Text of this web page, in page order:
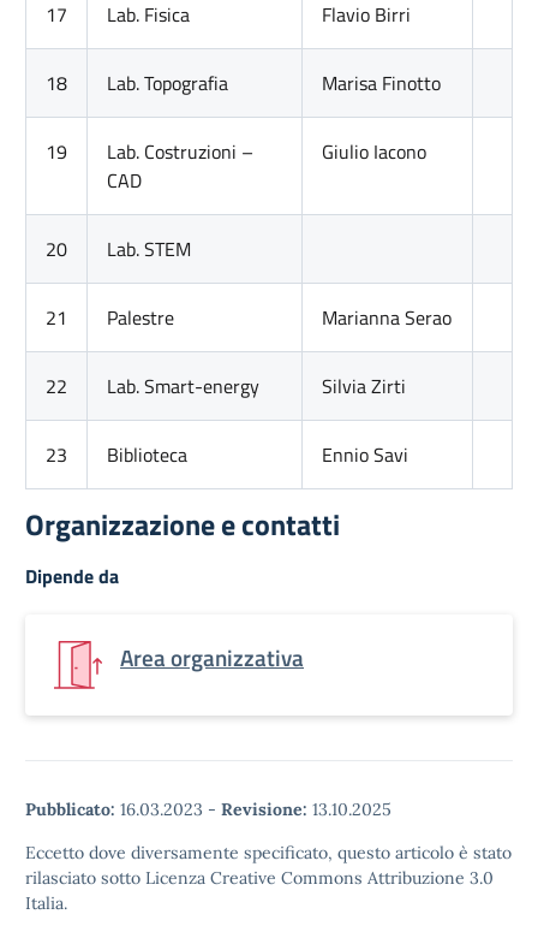
17 Lab. Fisica Flavio Birri
18 Lab. Topografia Marisa Finotto
19
Lab. Costruzioni –
CAD
Giulio Iacono
20 Lab. STEM
21 Palestre Marianna Serao
22 Lab. Smart-energy Silvia Zirti
23 Biblioteca Ennio Savi
Organizzazione e contatti
Dipende da
Area organizzativa
Pubblicato: 16.03.2023 - Revisione: 13.10.2025
Eccetto dove diversamente specificato, questo articolo è stato
rilasciato sotto Licenza Creative Commons Attribuzione 3.0
Italia.